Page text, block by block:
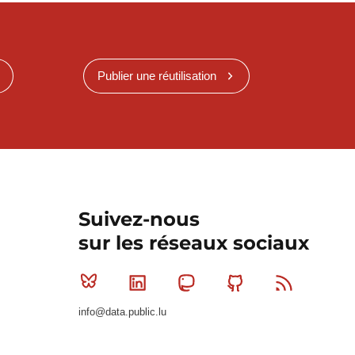
Publier une réutilisation
Suivez-nous
sur les réseaux sociaux
Bluesky Linkedin MastodonGithub
info@data.public.lu